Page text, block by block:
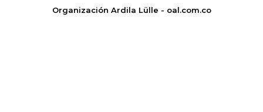
Organización Ardila Lülle - oal.com.co